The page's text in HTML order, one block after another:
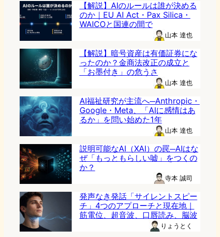
【解説】AIのルールは誰が決める
のか｜EU AI Act・Pax Silica・
WAICOと国連の間で
山本 達也
【解説】暗号資産は有価証券にな
ったのか？金商法改正の成立と
「お墨付き」の危うさ
山本 達也
AI福祉研究が主流へ─Anthropic・
Google・Meta、「AIに感情はあ
るか」を問い始めた1年
山本 達也
説明可能なAI（XAI）の罠─AIはな
ぜ「もっともらしい嘘」をつくの
か？
寺本 誠司
発声なき発話「サイレントスピー
チ」4つのアプローチと現在地｜
筋電位、超音波、口唇読み、脳波
りょうとく